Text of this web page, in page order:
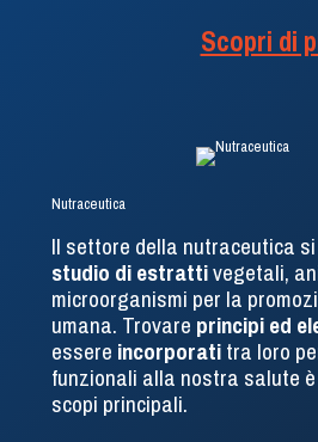
Scopri di
Nutraceutica
Il settore della nutraceutica
studio di estrattivegetali,
microorganismi per la
umana. Trovare principi ed
essere incorporatitra loro
funzionali alla nostra salute
scopi principali.